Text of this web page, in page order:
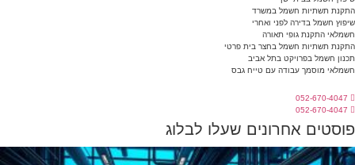
תשתיות חשמל במשרד
חשמל בדירה לפני ואחרי
התקנת גופי תאורה
תשתיות חשמל בחצר בית פרטי
חשמל בפרויקט בתל אביב
מוסמך עבודה עם טייח גבס
052-670-4047
052-670-4047
אחרונים שעלו לבלוג